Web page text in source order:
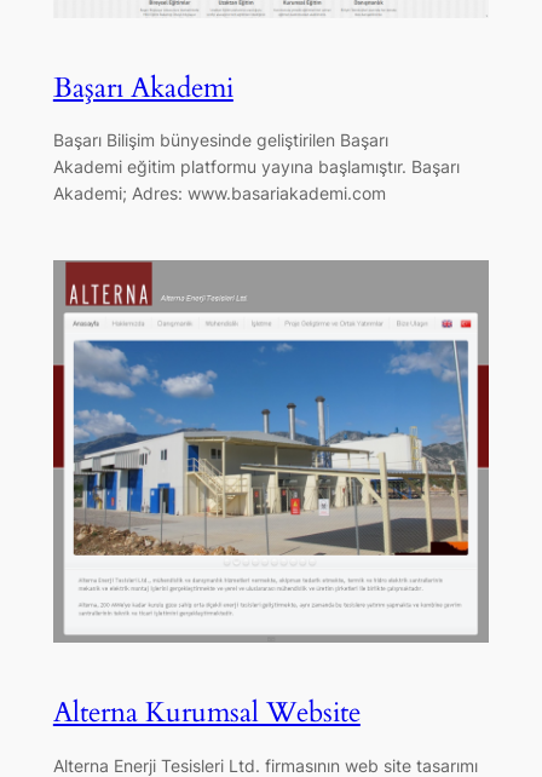
Başarı Akademi
Başarı Bilişim bünyesinde geliştirilen Başarı
Akademi eğitim platformu yayına başlamıştır. Başarı
Akademi; Adres: www.basariakademi.com
Alterna Kurumsal Website
Alterna Enerji Tesisleri Ltd. firmasının web site tasarımı